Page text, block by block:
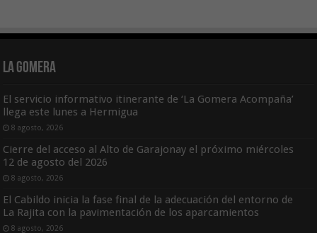
La Gomera
El servicio informativo itinerante de ‘La Gomera Acompaña’
llega este lunes a Hermigua
8 agosto, 2026
Cierre del acceso al Alto de Garajonay el próximo miércoles
12 de agosto del 2026
8 agosto, 2026
El Cabildo inicia la fase final de la adecuación del entorno de
La Rajita con la pavimentación de los aparcamientos
8 agosto, 2026